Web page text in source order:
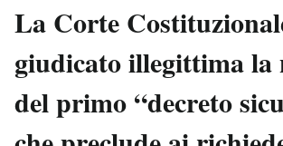
Italia
Politica
Tecnologia
Internet
Moda
Storie/
La Corte
giudicato illegittima la
del primo “decreto